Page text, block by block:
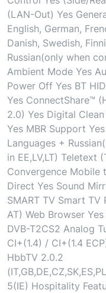
(LAN-Out) Yes
English, German,
Danish, Swedish,
Russian(only when
Ambient Mode Yes
Power Off Yes BT
Yes ConnectShare™
2.0) Yes Digital
Yes MBR Support
Languages +
in EE,LV,LT) Teletext
Convergence Mobile
Direct Yes Sound
SMART TV Smart TV
AT) Web Browser
DVB-T2CS2 Analog
CI+(1.4) / CI+(1.4
HbbTV 2.0.2
5(IE) Hospitality